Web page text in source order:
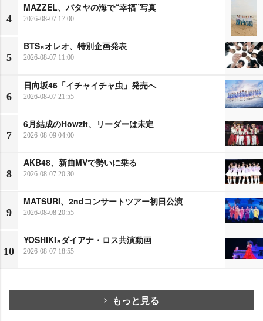
4
MAZZEL、パタヤの海で“幸福”写真
2026-08-07 17:00
5
BTS×オレオ、特別企画発表
2026-08-07 11:00
6
日向坂46「イチャイチャ虫」発売へ
2026-08-07 21:55
7
6月結成のHowzit、リーダーは未定
2026-08-09 04:00
8
AKB48、新曲MVで勢いに乗る
2026-08-07 20:30
9
MATSURI、2ndコンサートツアー初日公演
2026-08-08 20:55
10
YOSHIKI×ダイアナ・ロス共演動画
2026-08-07 18:55
もっと見る